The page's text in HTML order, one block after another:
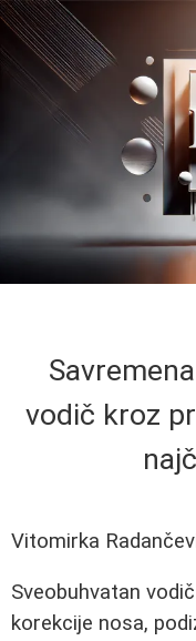
vodič kroz
Vitomirka
Sveobuhvatan
korekcije nosa,